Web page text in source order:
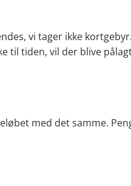
vi tager ikke
til tiden, vil der blive
med det samme.